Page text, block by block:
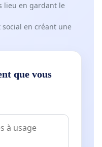
lieu en gardant le
social en créant une
que vous